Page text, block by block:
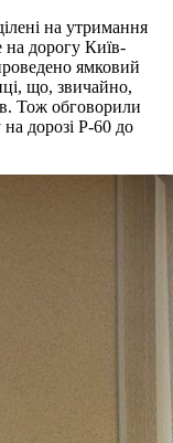
на утримання
на дорогу Київ-
ямковий
що, звичайно,
Тож обговорили
дорозі Р-60 до